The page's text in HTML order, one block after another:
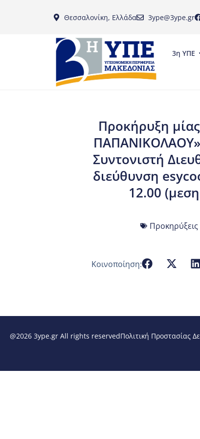
Θεσσαλονίκη, Ελλάδα 3ype@3ype.gr
3η ΥΠΕ
Προκήρυξη
ΠΑΠΑΝΙΚΟΛΑΟΥ»
Συντονιστή
διεύθυνση
12.00
Κοινοποίηση:
@2026 3ype.gr All rights reservedΠολιτική Προστασίας